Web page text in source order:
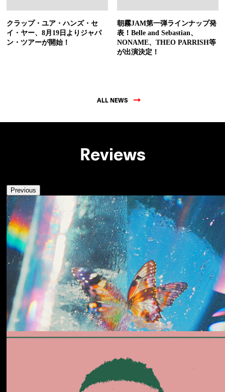
クラップ・ユア・ハンズ・セ
イ・ヤー、8月19日よりジャパ
ン・ツアーが開始！
朝霧JAM第一弾ラインナップ発
表！Belle and Sebastian、
NONAME、THEO PARRISH等
が出演決定！
ALL NEWS
Reviews
Previous